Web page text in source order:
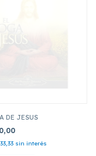
DE JESUS
sin interés